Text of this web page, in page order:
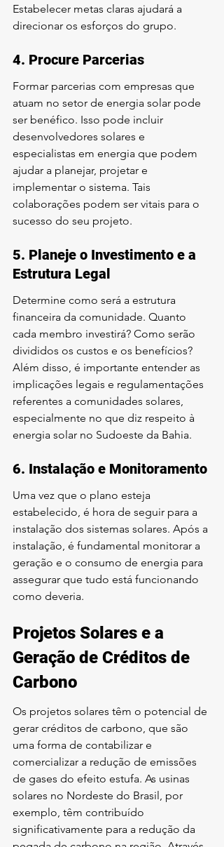
Estabelecer metas claras ajudará a
direcionar os esforços do grupo.
4. Procure Parcerias
Formar parcerias com empresas que
atuam no setor de energia solar pode
ser benéfico. Isso pode incluir
desenvolvedores solares e
especialistas em energia que podem
ajudar a planejar, projetar e
implementar o sistema. Tais
colaborações podem ser vitais para o
sucesso do seu projeto.
5. Planeje o Investimento e a
Estrutura Legal
Determine como será a estrutura
financeira da comunidade. Quanto
cada membro investirá? Como serão
divididos os custos e os benefícios?
Além disso, é importante entender as
implicações legais e regulamentações
referentes a comunidades solares,
especialmente no que diz respeito à
energia solar no Sudoeste da Bahia.
6. Instalação e Monitoramento
Uma vez que o plano esteja
estabelecido, é hora de seguir para a
instalação dos sistemas solares. Após a
instalação, é fundamental monitorar a
geração e o consumo de energia para
assegurar que tudo está funcionando
como deveria.
Projetos Solares e a
Geração de Créditos de
Carbono
Os projetos solares têm o potencial de
gerar créditos de carbono, que são
uma forma de contabilizar e
comercializar a redução de emissões
de gases do efeito estufa. As usinas
solares no Nordeste do Brasil, por
exemplo, têm contribuído
significativamente para a redução da